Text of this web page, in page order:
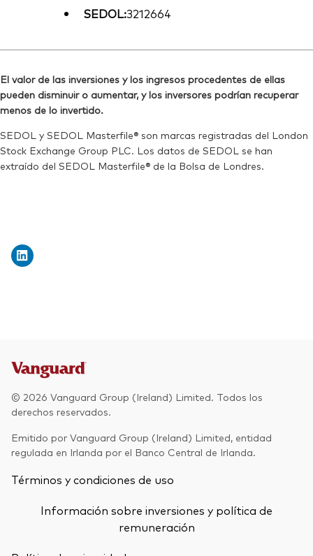
SEDOL:3212664
El valor de las inversiones y los ingresos procedentes de ellas
pueden disminuir o aumentar, y los inversores podrían recuperar
menos de lo invertido.
SEDOL y SEDOL Masterfile® son marcas registradas del London
Stock Exchange Group PLC. Los datos de SEDOL se han
extraído del SEDOL Masterfile® de la Bolsa de Londres.
© 2026 Vanguard Group (Ireland) Limited. Todos los
derechos reservados.
Emitido por Vanguard Group (Ireland) Limited, entidad
regulada en Irlanda por el Banco Central de Irlanda.
Términos y condiciones de uso
Información sobre inversiones y política de
remuneración